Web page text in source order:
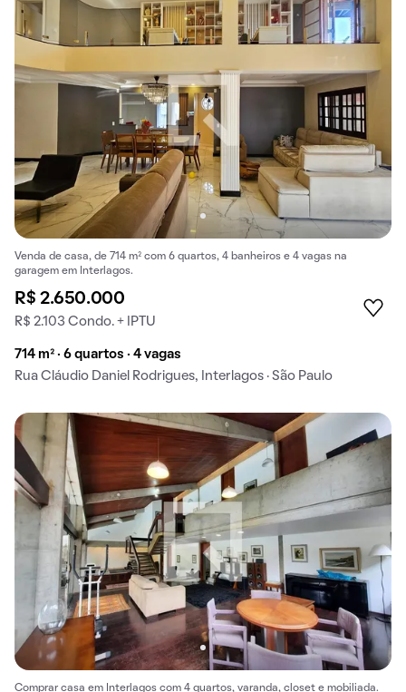
Venda de casa, de 714 m² com 6 quartos, 4 banheiros e 4 vagas na
garagem em Interlagos.
R$ 2.650.000
R$ 2.103 Condo. + IPTU
714 m² · 6 quartos · 4 vagas
Rua Cláudio Daniel Rodrigues, Interlagos · São Paulo
Comprar casa em Interlagos com 4 quartos, varanda, closet e mobiliada.